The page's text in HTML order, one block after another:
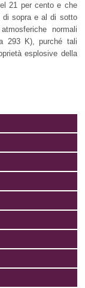
21 per cento e che
di sopra e al di sotto
normali
293 K), purché tali
esplosive della